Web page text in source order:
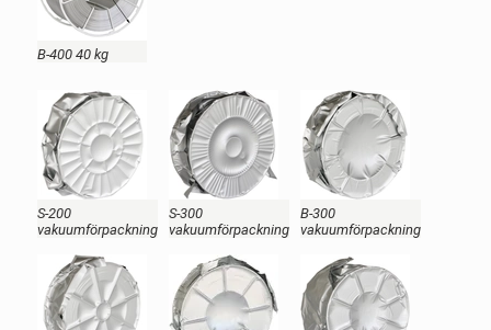
B-400 40 kg
S-200
vakuumförpackning
S-300
vakuumförpackning
B-300
vakuumförpackning